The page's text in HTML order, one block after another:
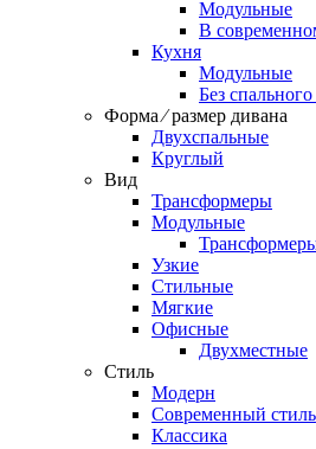
Модульные
В
Кухня
Модульные
Без спального
Форма ⁄ размер дивана
Двухспальные
Круглый
Вид
Трансформеры
Модульные
Узкие
Стильные
Мягкие
Офисные
Двухместные
Стиль
Модерн
Современный стиль
Классика